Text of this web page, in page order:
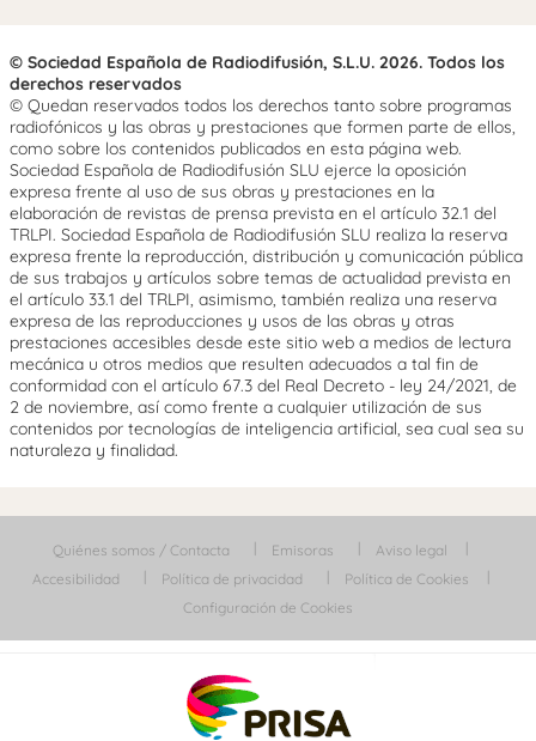
© Sociedad Española de Radiodifusión, S.L.U. 2026. Todos los
derechos reservados
© Quedan reservados todos los derechos tanto sobre programas
radiofónicos y las obras y prestaciones que formen parte de ellos,
como sobre los contenidos publicados en esta página web.
Sociedad Española de Radiodifusión SLU ejerce la oposición
expresa frente al uso de sus obras y prestaciones en la
elaboración de revistas de prensa prevista en el artículo 32.1 del
TRLPI. Sociedad Española de Radiodifusión SLU realiza la reserva
expresa frente la reproducción, distribución y comunicación pública
de sus trabajos y artículos sobre temas de actualidad prevista en
el artículo 33.1 del TRLPI, asimismo, también realiza una reserva
expresa de las reproducciones y usos de las obras y otras
prestaciones accesibles desde este sitio web a medios de lectura
mecánica u otros medios que resulten adecuados a tal fin de
conformidad con el artículo 67.3 del Real Decreto - ley 24/2021, de
2 de noviembre, así como frente a cualquier utilización de sus
contenidos por tecnologías de inteligencia artificial, sea cual sea su
naturaleza y finalidad.
Quiénes somos / Contacta Emisoras
Aviso legal
Accesibilidad
Política de privacidad
Política de Cookies
Configuración de Cookies